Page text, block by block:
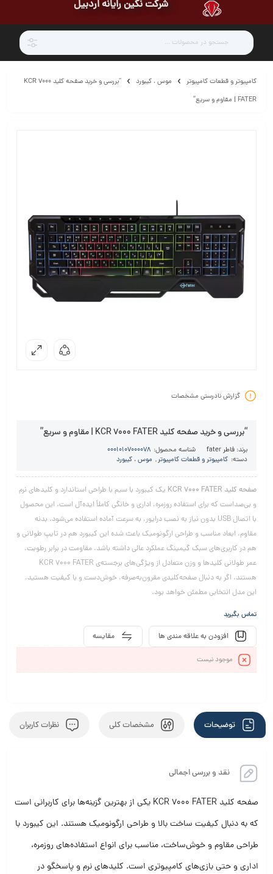
شرکت نگین رایانه اردبیل
کامپیوتر و قطعات کامپیوتر موس ، کیبورد
“بررسی و خرید صفحه کلید KCR 7000
FATER | مقاوم و سریع”
گزارش نادرستی مشخصات
“بررسی و خرید صفحه کلید KCR 7000 FATER | مقاوم و سریع”
برند: فاطر fater شناسه محصول: 00010107000078
دسته: کامپیوتر و قطعات کامپیوتر, موس ، کیبورد
صفحه کلید KCR 7000 FATER
یک کیبورد با سیم با طراحی استاندارد و کلیدهای نرم
و بی‌صداست که برای استفاده روزمره، اداری و خانگی کاملاً ایده‌آل است. این محصول
با اتصال USB بدون نیاز به نصب درایور، به سرعت آماده استفاده می‌شود. بدنه
مقاوم، ابعاد مناسب و طراحی ارگونومیک باعث شده این کیبورد هم در تایپ طولانی و
هم در کاربری‌های سبک گیمینگ عملکرد عالی داشته باشد. مقاومت در برابر رطوبت،
عمر طولانی کلیدها و وزن متعادل از ویژگی‌های برجسته‌ی KCR 7000 FATER
هستند. اگر به دنبال صفحه‌کلیدی مقرون‌به‌صرفه، خوش‌دست و با کیفیت هستید،
این مدل انتخابی مطمئن خواهد بود.
تماس بگیرید
مقایسه افزودن به علاقه مندی ها
موجود نیست
توضیحات مشخصات کلی نظرات کاربران
نقد و بررسی اجمالی
صفحه کلید KCR 7000 FATER یکی از بهترین گزینه‌ها برای کاربرانی است
که به دنبال کیفیت ساخت بالا و طراحی ارگونومیک هستند. این کیبورد با
طراحی مقاوم و خوش‌ساخت، مناسب برای انواع استفاده‌های روزمره،
اداری و حتی بازی‌های کامپیوتری است. کلیدهای نرم و پاسخگو در